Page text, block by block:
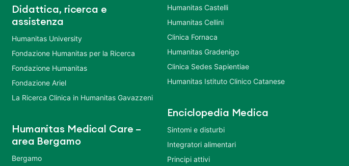
Didattica, ricerca e
assistenza
Humanitas University
Fondazione Humanitas per la Ricerca
Fondazione Humanitas
Fondazione Ariel
La Ricerca Clinica in Humanitas Gavazzeni
Humanitas Medical Care –
area Bergamo
Bergamo
Humanitas Castelli
Humanitas Cellini
Clinica Fornaca
Humanitas Gradenigo
Clinica Sedes Sapientiae
Humanitas Istituto Clinico Catanese
Enciclopedia Medica
Sintomi e disturbi
Integratori alimentari
Principi attivi